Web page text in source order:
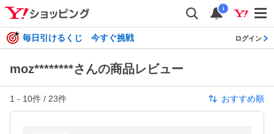
i
毎日引けるくじ 今すぐ挑戦 ログイン
moz********さんの商品レビュー
1 - 10件 / 23件 おすすめ順